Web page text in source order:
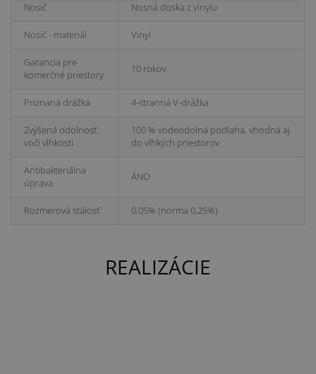
Nosič Nosná doska z vinylu
Nosič - materiál Vinyl
Garancia pre
komerčné priestory
10 rokov
Priznaná drážka 4-stranná V-drážka
Zvýšená odolnosť
voči vlhkosti
100 % vodeodolná podlaha, vhodná aj
do vlhkých priestorov
Antibakteriálna
úprava
ÁNO
Rozmerová stálosť 0,05% (norma 0,25%)
REALIZÁCIE